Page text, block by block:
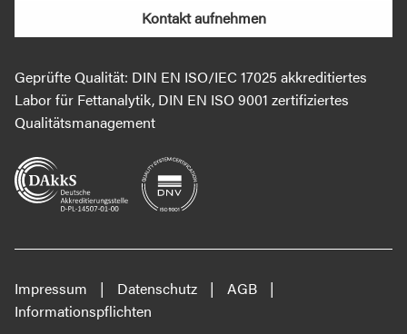
Kontakt aufnehmen
Geprüfte Qualität: DIN EN ISO/IEC 17025 akkreditiertes
Labor für Fettanalytik, DIN EN ISO 9001 zertifiziertes
Qualitätsmanagement
Impressum Datenschutz
AGB
Informationspflichten